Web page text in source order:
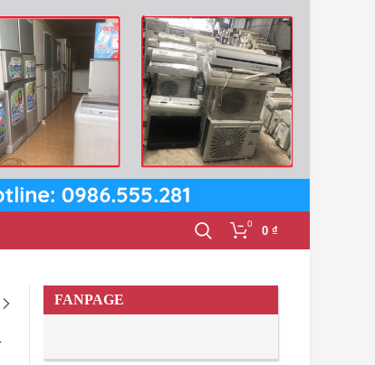
0 0 ₫
FANPAGE